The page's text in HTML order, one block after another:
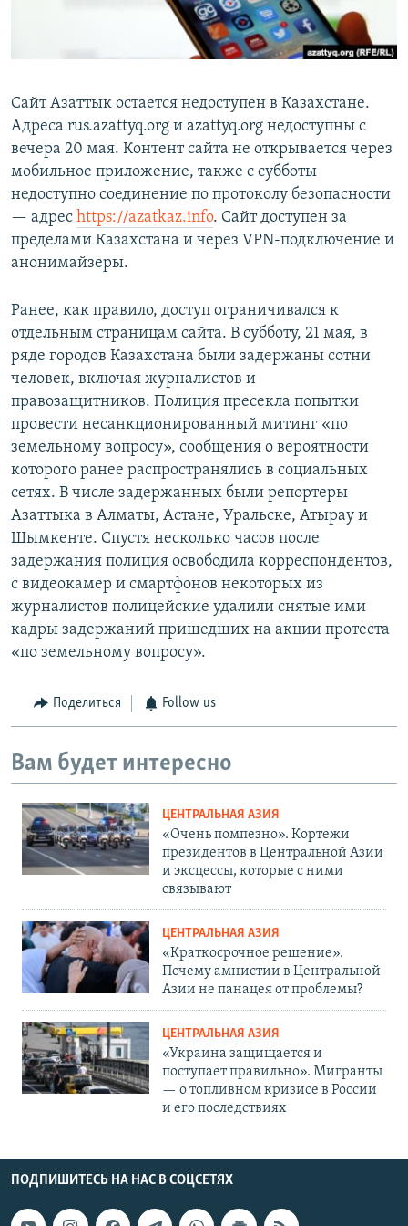
Сайт Азаттык остается недоступен в Казахстане.
Адреса rus.azattyq.org и azattyq.org недоступны с
вечера 20 мая. Контент сайта не открывается через
мобильное приложение, также с субботы
недоступно соединение по протоколу безопасности
— адрес https://azatkaz.info. Сайт доступен за
пределами Казахстана и через VPN-подключение и
анонимайзеры.
Ранее, как правило, доступ ограничивался к
отдельным страницам сайта. В субботу, 21 мая, в
ряде городов Казахстана были задержаны сотни
человек, включая журналистов и
правозащитников. Полиция пресекла попытки
провести несанкционированный митинг «по
земельному вопросу», сообщения о вероятности
которого ранее распространялись в социальных
сетях. В числе задержанных были репортеры
Азаттыка в Алматы, Астане, Уральске, Атырау и
Шымкенте. Спустя несколько часов после
задержания полиция освободила корреспондентов,
с видеокамер и смартфонов некоторых из
журналистов полицейские удалили снятые ими
кадры задержаний пришедших на акции протеста
«по земельному вопросу».
Поделиться Follow us
Вам будет интересно
ЦЕНТРАЛЬНАЯ АЗИЯ
«Очень помпезно». Кортежи
президентов в Центральной Азии
и эксцессы, которые с ними
связывают
ЦЕНТРАЛЬНАЯ АЗИЯ
«Краткосрочное решение».
Почему амнистии в Центральной
Азии не панацея от проблемы?
ЦЕНТРАЛЬНАЯ АЗИЯ
«Украина защищается и
поступает правильно». Мигранты
— о топливном кризисе в России
и его последствиях
ПОДПИШИТЕСЬ НА НАС В СОЦСЕТЯХ